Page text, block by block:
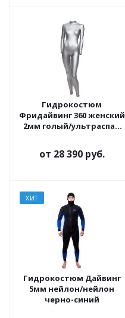
Гидрокостюм
Фридайвинг 360 женский
2мм голый/ультраспан
от 28 390 руб.
ХИТ
Гидрокостюм Дайвинг
5мм нейлон/нейлон
черно-синий